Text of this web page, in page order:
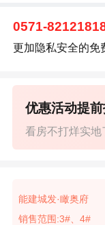
0571-
更加隐私安全的免
看房不打烊实地
优惠活动提
能建城发·瞰奥府
销售范围:3#、4#